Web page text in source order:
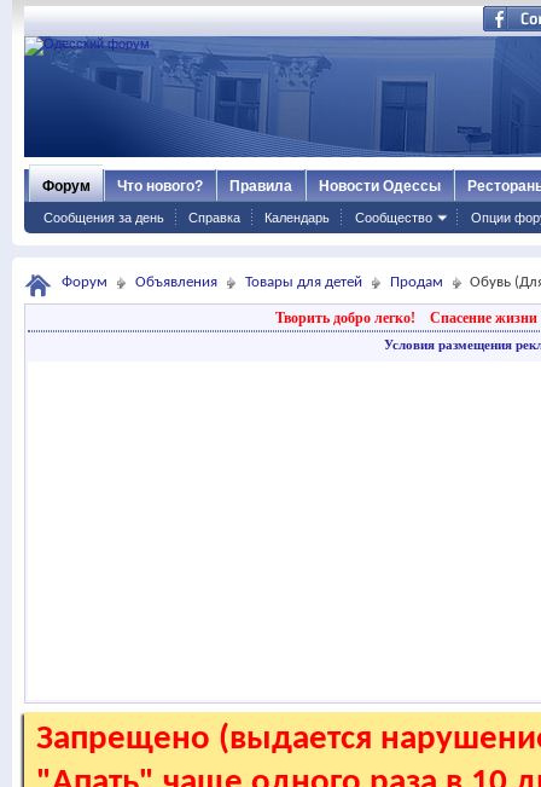
Форум
Сообщения за день Справка Календарь Сообщество Опции
Что нового? Правила Новости Одессы
Форум Объявления Товары для детей Продам Обувь
Творить добро легко! Спасение жизни
Условия размещения
Запрещено (выдается